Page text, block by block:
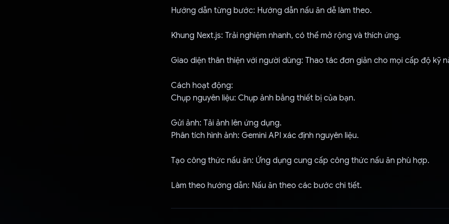
Hướng dẫn từng bước: Hướng dẫn nấu ăn dễ làm theo.
Khung Next.js: Trải nghiệm nhanh, có thể mở rộng và thích ứng.
Giao diện thân thiện với người dùng: Thao tác đơn giản cho mọi cấp độ kỹ
Cách hoạt động:
Chụp nguyên liệu: Chụp ảnh bằng thiết bị của bạn.
Gửi ảnh: Tải ảnh lên ứng dụng.
Phân tích hình ảnh: Gemini API xác định nguyên liệu.
Tạo công thức nấu ăn: Ứng dụng cung cấp công thức nấu ăn phù hợp.
Làm theo hướng dẫn: Nấu ăn theo các bước chi tiết.